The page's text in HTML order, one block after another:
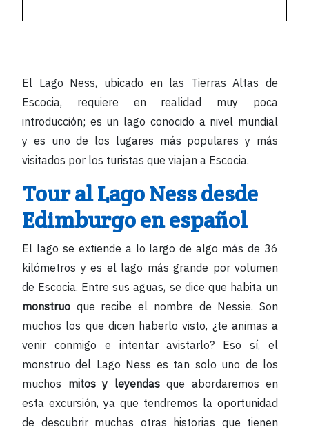
El Lago Ness, ubicado en las Tierras Altas de
Escocia, requiere en realidad muy poca
introducción; es un lago conocido a nivel mundial
y es uno de los lugares más populares y más
visitados por los turistas que viajan a Escocia.
Tour al Lago Ness desde
Edimburgo en español
El lago se extiende a lo largo de algo más de 36
kilómetros y es el lago más grande por volumen
de Escocia. Entre sus aguas, se dice que habita un
monstruo que recibe el nombre de Nessie. Son
muchos los que dicen haberlo visto, ¿te animas a
venir conmigo e intentar avistarlo? Eso sí, el
monstruo del Lago Ness es tan solo uno de los
muchos mitos y leyendasque abordaremos en
esta excursión, ya que tendremos la oportunidad
de descubrir muchas otras historias que tienen